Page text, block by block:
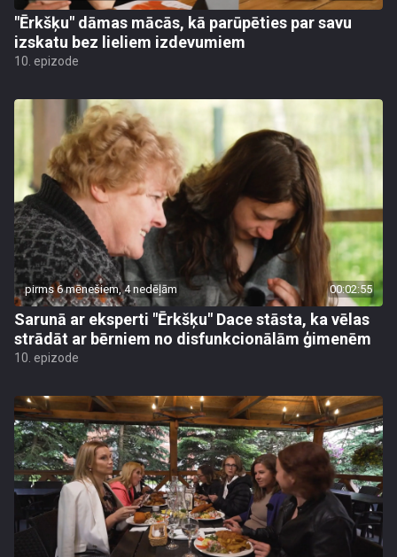
"Ērkšķu" dāmas mācās, kā parūpēties par savu
izskatu bez lieliem izdevumiem
10. epizode
pirms 6 mēnešiem, 4 nedēļām 00:02:55
Sarunā ar eksperti "Ērkšķu" Dace stāsta, ka vēlas
strādāt ar bērniem no disfunkcionālām ģimenēm
10. epizode